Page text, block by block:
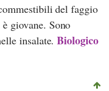
del faggio
giovane. Sono
insalate.Biologico